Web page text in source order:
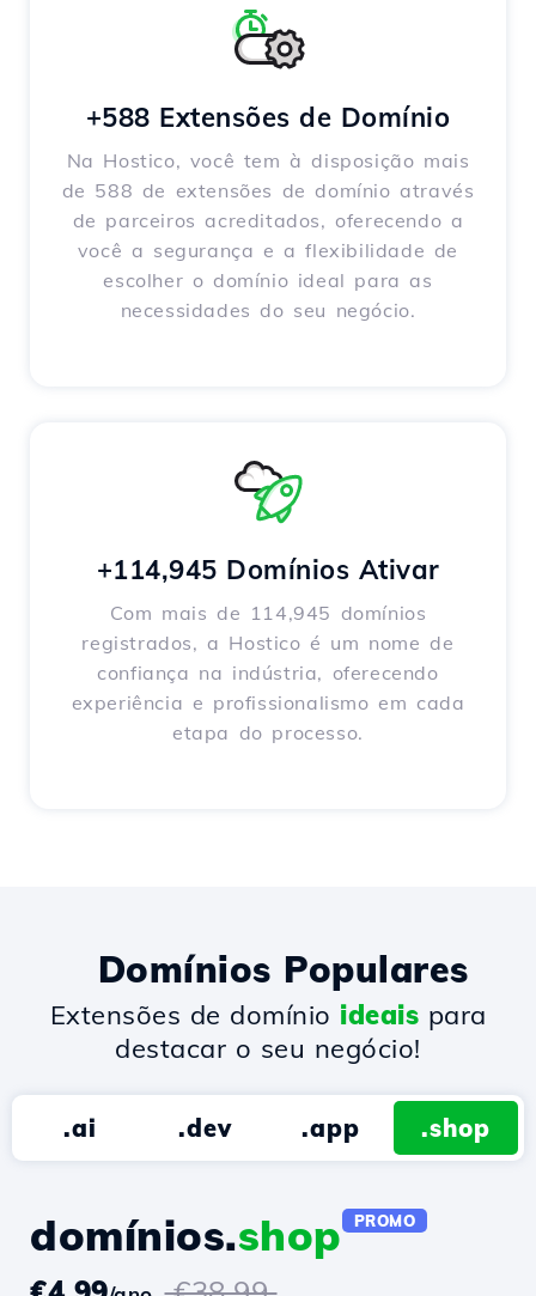
+588 Extensões de Domínio
Na Hostico, você tem à disposição mais
de 588 de extensões de domínio através
de parceiros acreditados, oferecendo a
você a segurança e a flexibilidade de
escolher o domínio ideal para as
necessidades do seu negócio.
+114,945 Domínios Ativar
Com mais de 114,945 domínios
registrados, a Hostico é um nome de
confiança na indústria, oferecendo
experiência e profissionalismo em cada
etapa do processo.
Domínios Populares
Extensões de domínio ideais para
destacar o seu negócio!
.ai .dev .app .shop
domínios.shop PROMO